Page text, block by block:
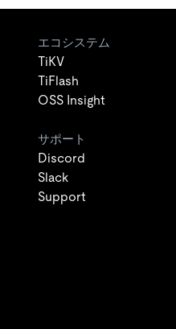
エコシステム
TiKV
TiFlash
OSS Insight
サポート
Discord
Slack
Support